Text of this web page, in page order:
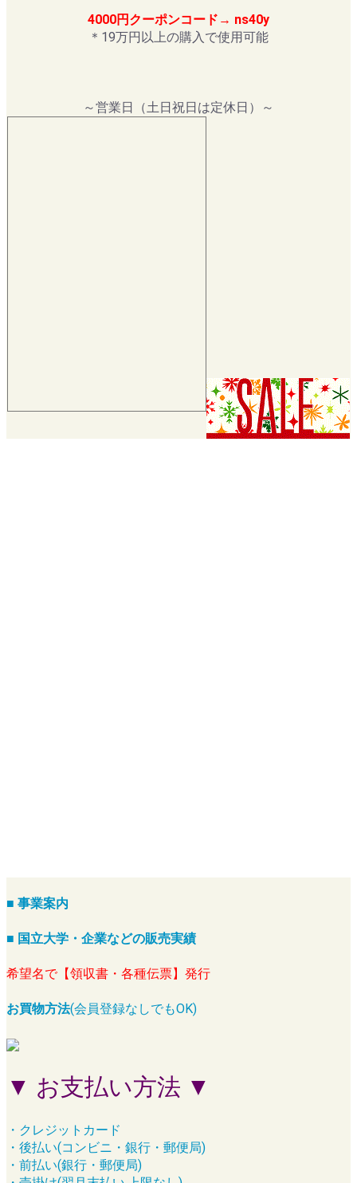
4000円クーポンコード→ ns40y
＊19万円以上の購入で使用可能
～営業日（土日祝日は定休日）～
■ 事業案内
■ 国立大学・企業などの販売実績
希望名で【領収書・各種伝票】発行
お買物方法(会員登録なしでもOK)
▼ お支払い方法 ▼
・クレジットカード
・後払い(コンビニ・銀行・郵便局)
・前払い(銀行・郵便局)